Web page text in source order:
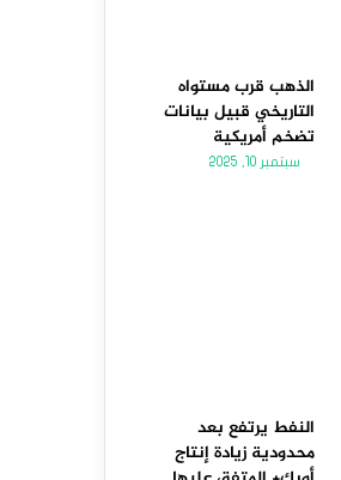
الذهب قرب مستواه
التاريخي قبيل بيانات
تضخم أمريكية
سبتمبر 10, 2025
النفط يرتفع بعد
محدودية زيادة إنتاج